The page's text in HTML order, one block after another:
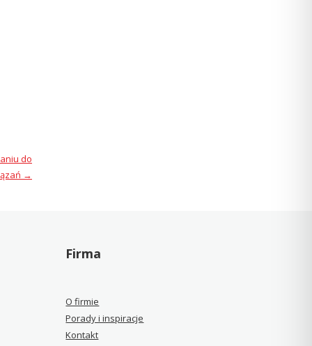
do
→
Firma
O firmie
Porady i inspiracje
Kontakt